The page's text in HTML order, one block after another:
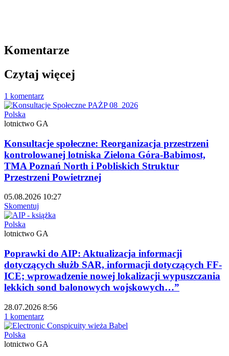
Komentarze
Czytaj więcej
1 komentarz
Polska
lotnictwo GA
Konsultacje społeczne: Reorganizacja przestrzeni
kontrolowanej lotniska Zielona Góra-Babimost,
TMA Poznań North i Pobliskich Struktur
Przestrzeni Powietrznej
05.08.2026 10:27
Skomentuj
Polska
lotnictwo GA
Poprawki do AIP: Aktualizacja informacji
dotyczących służb SAR, informacji dotyczących FF-
ICE; wprowadzenie nowej lokalizacji wypuszczania
lekkich sond balonowych wojskowych…”
28.07.2026 8:56
1 komentarz
Polska
lotnictwo GA